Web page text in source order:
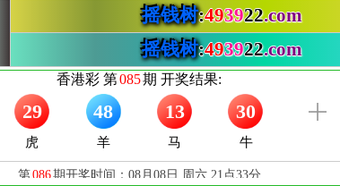
摇钱树:493922.com
摇钱树:493922.com